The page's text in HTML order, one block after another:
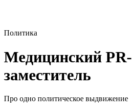
Политика
Медицинский PR-
заместитель
Про одно политическое выдвижение